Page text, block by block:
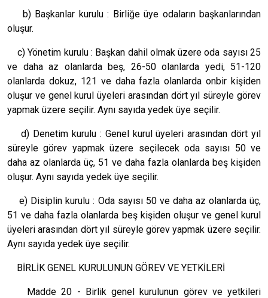
b) Başkanlar kurulu : Birliğe üye odaların başkanlarından
oluşur.
c) Yönetim kurulu : Başkan dahil olmak üzere oda sayısı 25
ve daha az olanlarda beş, 26-50 olanlarda yedi, 51-120
olanlarda dokuz, 121 ve daha fazla olanlarda onbir kişiden
oluşur ve genel kurul üyeleri arasından dört yıl süreyle görev
yapmak üzere seçilir. Aynı sayıda yedek üye seçilir.
d) Denetim kurulu : Genel kurul üyeleri arasından dört yıl
süreyle görev yapmak üzere seçilecek oda sayısı 50 ve
daha az olanlarda üç, 51 ve daha fazla olanlarda beş kişiden
oluşur. Aynı sayıda yedek üye seçilir.
e) Disiplin kurulu : Oda sayısı 50 ve daha az olanlarda üç,
51 ve daha fazla olanlarda beş kişiden oluşur ve genel kurul
üyeleri arasından dört yıl süreyle görev yapmak üzere seçilir.
Aynı sayıda yedek üye seçilir.
BİRLİK GENEL KURULUNUN GÖREV VE YETKİLERİ
Madde 20 - Birlik genel kurulunun görev ve yetkileri